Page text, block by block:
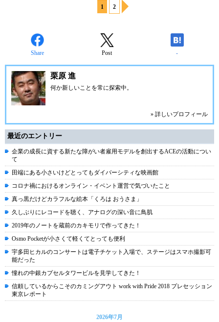
1 2
Share Post -
栗原 進
何か新しいことを常に探索中。
» 詳しいプロフィール
最近のエントリー
企業の成長に資する新たな障がい者雇用モデルを創出するACEの活動につい
て
田端にある小さいけどとってもダイバーシティな映画館
コロナ禍におけるオンライン・イベント運営で気づいたこと
真っ黒だけどカラフルな絵本「くろは おうさま」
久しぶりにレコードを聴く、アナログの深い音に鳥肌
2019年のノートを蔵前のカキモリで作ってきた！
Osmo Pocketが小さくて軽くてとっても便利
宇多田ヒカルのコンサートは電子チケット入場で、ステージはスマホ撮影可
能だった
憧れの中銀カプセルタワービルを見学してきた！
信頼しているからこそのカミングアウト work with Pride 2018 プレセッション
東京レポート
2026年7月